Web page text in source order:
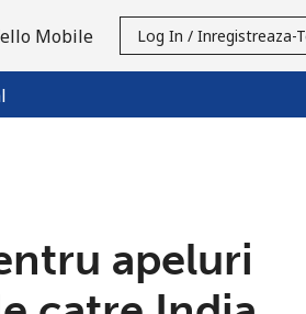
Mobile Log In / Inregistreaza-
apeluri